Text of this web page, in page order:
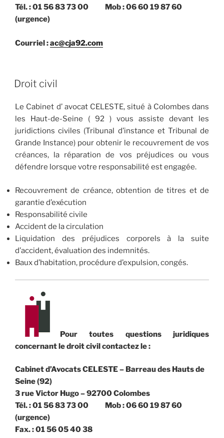
Tél. : 01 56 83 73 00 Mob : 06 60 19 87 60
(urgence)
Courriel :ac@cja92.com
PUBLIÉ
LE
Droit civil
Le Cabinet d’ avocat CELESTE, situé à Colombes dans
les Haut-de-Seine ( 92 ) vous assiste devant les
juridictions civiles (Tribunal d’instance et Tribunal de
Grande Instance) pour obtenir le recouvrement de vos
créances, la réparation de vos préjudices ou vous
défendre lorsque votre responsabilité est engagée.
Recouvrement de créance, obtention de titres et de
garantie d’exécution
Responsabilité civile
Accident de la circulation
Liquidation des préjudices corporels à la suite
d’accident, évaluation des indemnités.
Baux d’habitation, procédure d’expulsion, congés.
Pour toutes questions juridiques
concernant le droit civil contactez le :
Cabinet d’Avocats CELESTE – Barreau des Hauts de
Seine (92)
3 rue Victor Hugo – 92700 Colombes
Tél. : 01 56 83 73 00 Mob : 06 60 19 87 60
(urgence)
Fax. : 01 56 05 40 38